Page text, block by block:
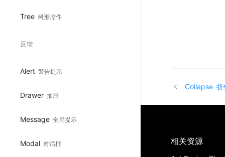
Tree 树形控件
反馈
Alert 警告提示
Drawer 抽屉
Message 全局提示
Modal 对话框
Collapse 折
相关资源